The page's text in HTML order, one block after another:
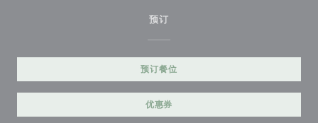
预订
预订餐位
优惠券